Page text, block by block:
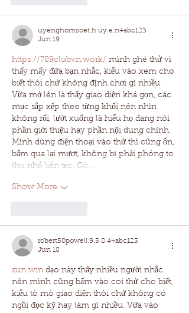
uyenghomsoet.h.uy.e.n+abc123
Jun 19
https://789clubvn.work/ mình ghé thử vì
thấy mấy đứa bạn nhắc, kiểu vào xem cho
biết thôi chứ không định chơi gì nhiều.
Vừa mở lên là thấy giao diện khá gọn, các
mục sắp xếp theo từng khối nên nhìn
không rối, lướt xuống là hiểu họ đang nói
phần giới thiệu hay phần nội dung chính.
Mình dùng điện thoại vào thử thì cũng ổn,
bấm qua lại mượt, không bị phải phóng to
thu nhỏ liên tục. Có…
Show More
robert50powell.9.5.8.4+abc123
Jun 18
sun win dạo này thấy nhiều người nhắc
nên mình cũng bấm vào coi thử cho biết,
kiểu tò mò giao diện thôi chứ không có
ngồi đọc kỹ hay làm gì nhiều. Vừa vào